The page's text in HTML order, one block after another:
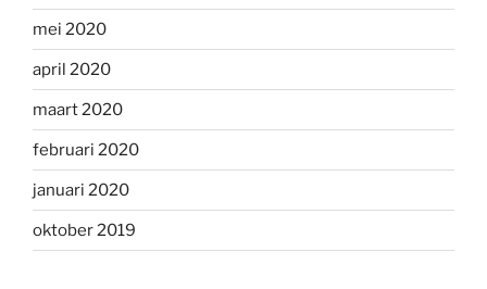
mei 2020
april 2020
maart 2020
februari 2020
januari 2020
oktober 2019